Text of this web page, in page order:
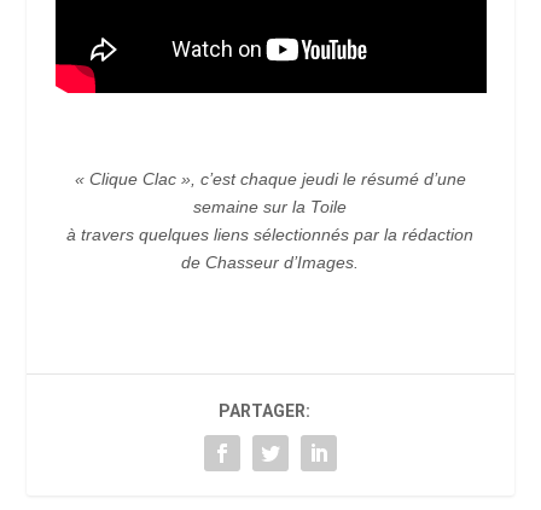
« Clique Clac », c’est chaque jeudi le résumé d’une
semaine sur la Toile
à travers quelques liens sélectionnés par la rédaction
de Chasseur d’Images.
PARTAGER: